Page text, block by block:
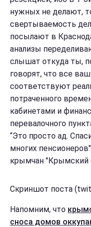
нужных не делают,
свертываемость
посылают в
анализы
слышат откуда ты,
говорят, что все
соответствуют
потраченного
кабинетами и
перевалочного
“Это просто ад.
многих
крымчан "Крымский
Скриншот поста
Напомним, что
сноса домов